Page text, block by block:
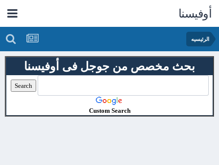
أوفيسنا
الرئيسيه
بحث مخصص من جوجل فى أوفيسنا
Custom Search